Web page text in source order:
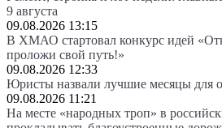
9 августа
09.08.2026 13:15
В ХМАО стартовал конкурс идей
проложи свой путь!»
09.08.2026 12:33
Юристы назвали лучшие месяцы для
09.08.2026 11:21
На месте «народных троп» в